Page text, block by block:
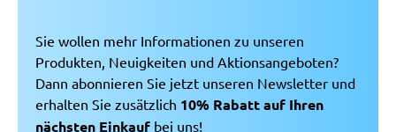
Sie wollen mehr Informationen zu unseren
Produkten, Neuigkeiten und Aktionsangeboten?
Dann abonnieren Sie jetzt unseren Newsletter und
erhalten Sie zusätzlich 10% Rabatt auf Ihren
nächsten Einkauf bei uns!